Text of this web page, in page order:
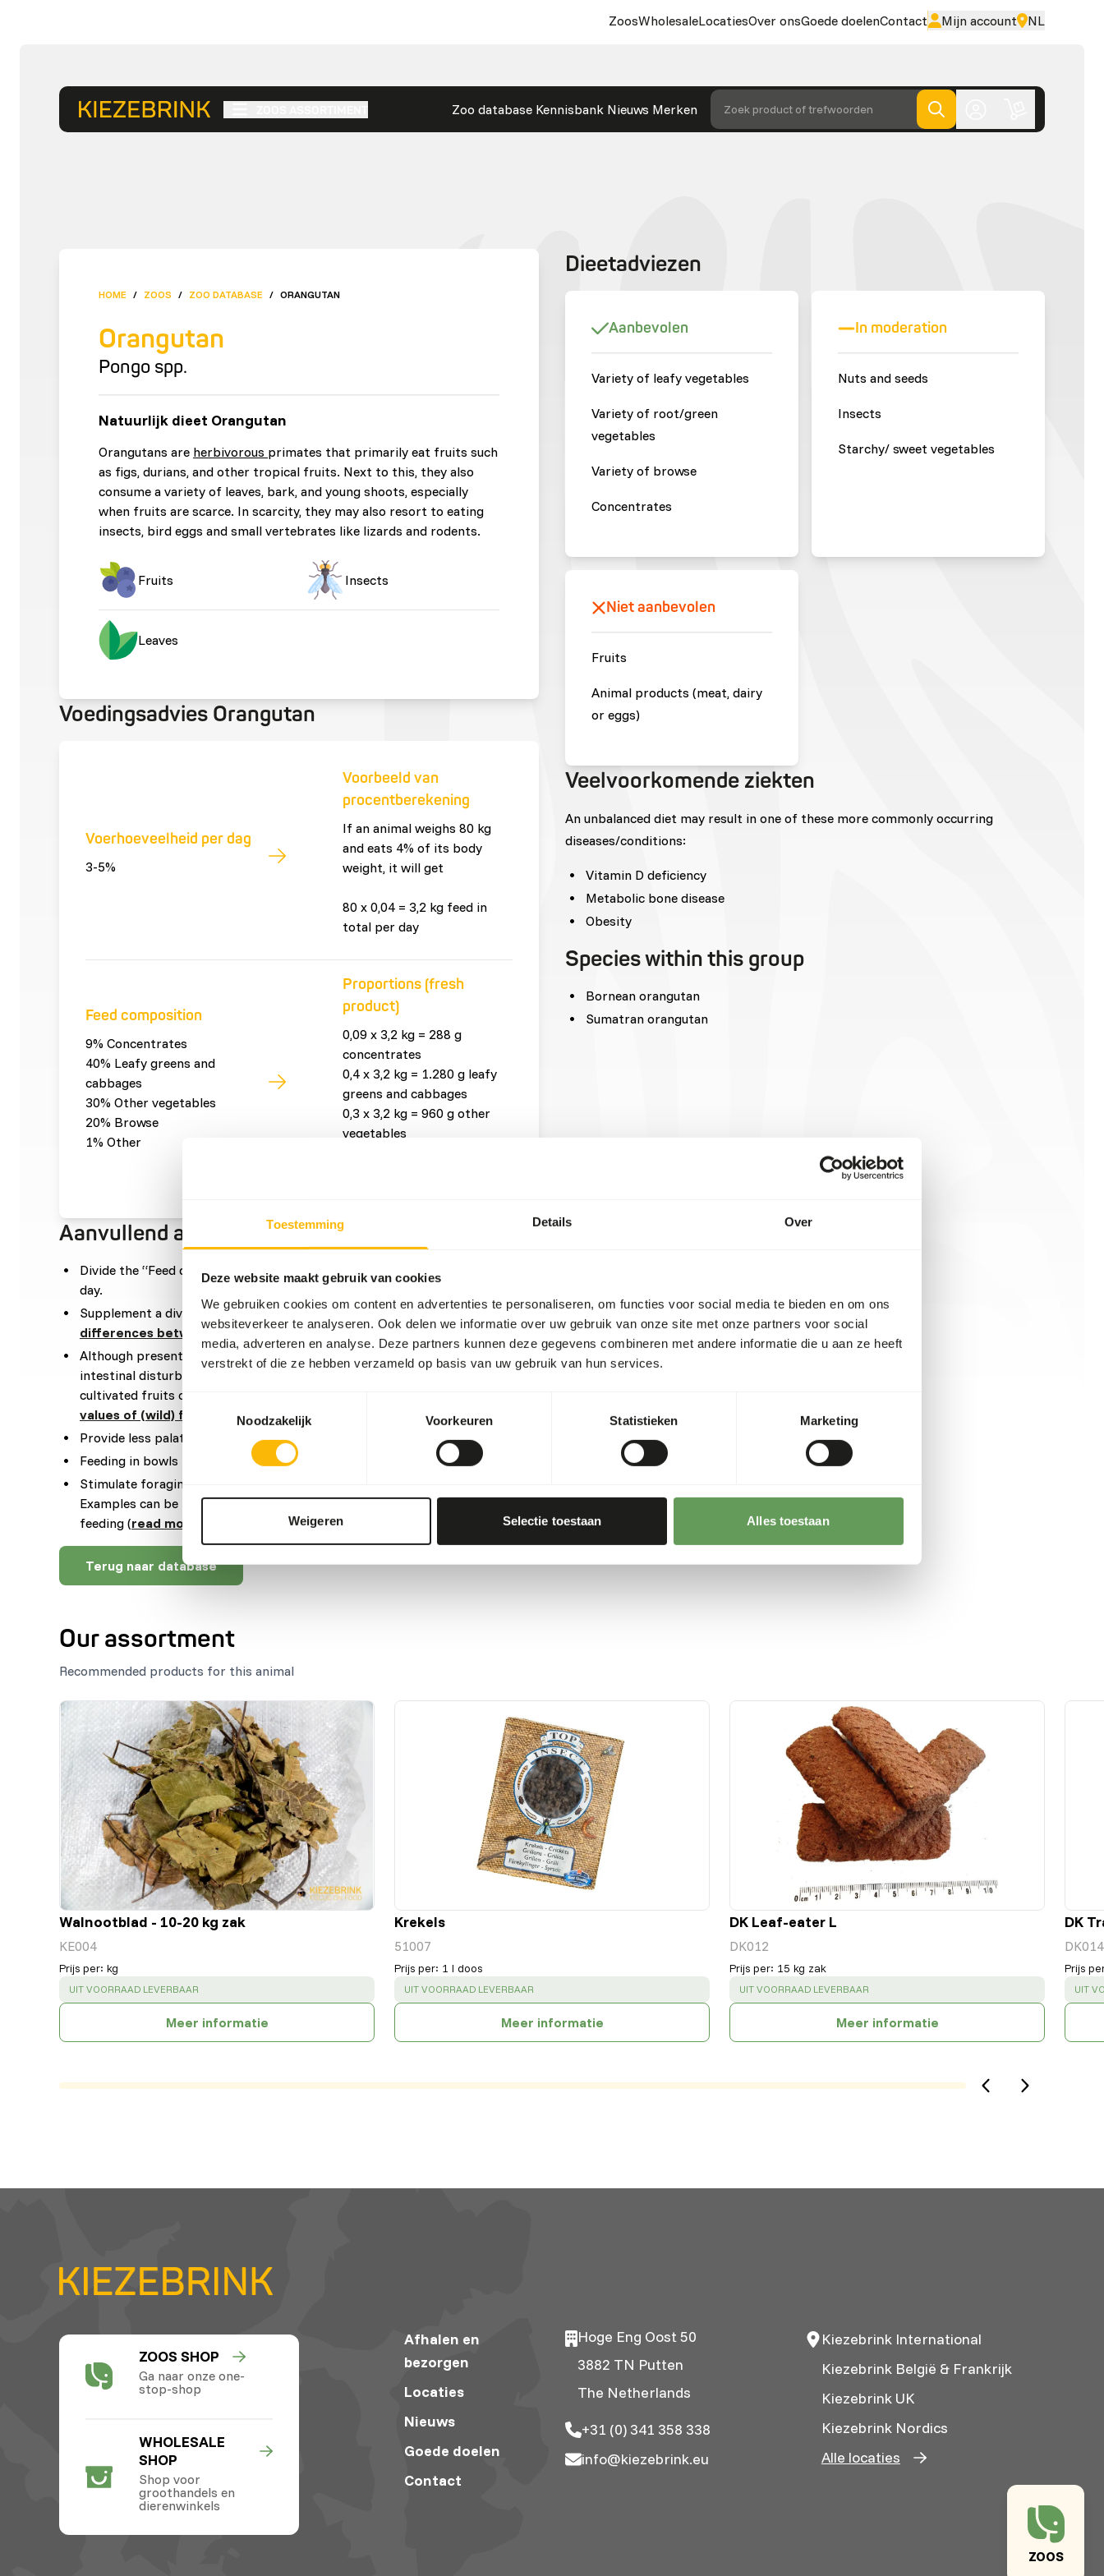
Toestemming Details Over
Deze website maakt gebruik van cookies
We gebruiken cookies om content en advertenties te personaliseren, om functies voor social media te bieden en om ons
websiteverkeer te analyseren. Ook delen we informatie over uw gebruik van onze site met onze partners voor social
media, adverteren en analyse. Deze partners kunnen deze gegevens combineren met andere informatie die u aan ze heeft
verstrekt of die ze hebben verzameld op basis van uw gebruik van hun services.
Toestemmingsselectie
Noodzakelijk
Voorkeuren Statistieken Marketing
Weigeren Selectie toestaan Alles toestaan
ZoosWholesaleLocatiesOver onsGoede doelenContact Mijn account NL
Zoo database Kennisbank Nieuws Merken Zoek product of trefwoorden
ZOOS
HOME / ZOOS / ZOO DATABASE / ORANGUTAN
Orangutan
Pongo spp.
Natuurlijk dieet Orangutan
Orangutans are herbivorous primates that primarily eat fruits such
as figs, durians, and other tropical fruits. Next to this, they also
consume a variety of leaves, bark, and young shoots, especially
when fruits are scarce. In scarcity, they may also resort to eating
insects, bird eggs and small vertebrates like lizards and rodents.
Fruits Insects
Leaves
Voedingsadvies Orangutan
Voerhoeveelheid per dag
3-5%
Voorbeeld van
procentberekening
If an animal weighs 80 kg
and eats 4% of its body
weight, it will get
80 x 0,04 = 3,2 kg feed in
total per day
Feed composition
9% Concentrates
40% Leafy greens and
cabbages
30% Other vegetables
20% Browse
1% Other
Proportions (fresh
product)
0,09 x 3,2 kg = 288 g
concentrates
0,4 x 3,2 kg = 1.280 g leafy
greens and cabbages
0,3 x 3,2 kg = 960 g other
vegetables
Aanvullend advies
Divide the “Feed quantity per day” over at least three feeding moments per
day.
Supplement a diverse selection of vegetables (read more about
differences between vegetables ).
Although present in their natural diets, feeding fruits might lead to gastro-
intestinal disturbances because of the high sugar level and low fiber level in
cultivated fruits compared to wild fruits (
values of (wild) fruits and vegetables
Provide less palatable or dry food in the morning, when hunger is greatest.
Feeding in bowls is not recommended.
Stimulate foraging behaviour by hiding, stacking or hanging the feed.
Examples can be feeding puzzles, tubes, hanging boxes and/ or scatter
feeding (read more about feed enrichment and foraging behaviour ).
Terug naar database
Dieetadviezen
Aanbevolen
Variety of leafy vegetables
Variety of root/green
vegetables
Variety of browse
Concentrates
In moderation
Nuts and seeds
Insects
Starchy/ sweet vegetables
Niet aanbevolen
Fruits
Animal products (meat, dairy
or eggs)
Veelvoorkomende ziekten
An unbalanced diet may result in one of these more commonly occurring
diseases/conditions:
Vitamin D deficiency
Metabolic bone disease
Obesity
Species within this group
Bornean orangutan
Sumatran orangutan
Our assortment
Recommended products for this animal
Walnootblad - 10-20 kg zak
KE004
Prijs per: kg
SUCCESS:
UIT VOORRAAD LEVERBAAR
Meer informatie
Krekels
51007
Prijs per: 1 l doos
SUCCESS:
UIT VOORRAAD LEVERBAAR
Meer informatie
DK Leaf-eater L
DK012
Prijs per: 15 kg zak
SUCCESS:
UIT VOORRAAD LEVERBAAR
Meer informatie
DK
DK014
Prijs
UIT
ZOOS SHOP
Ga naar onze one-
stop-shop
WHOLESALE
SHOP
Shop voor
groothandels en
dierenwinkels
Afhalen en
bezorgen
Locaties
Nieuws
Goede doelen
Contact
Hoge Eng Oost 50
3882 TN Putten
The Netherlands
+31 (0) 341 358 338
info@kiezebrink.eu
Kiezebrink International
Kiezebrink België & Frankrijk
Kiezebrink UK
Kiezebrink Nordics
Alle locaties